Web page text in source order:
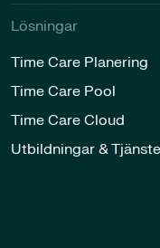
Lösningar​​
Time Care Planering
Time Care Pool
Time Care Cloud
Utbildningar &